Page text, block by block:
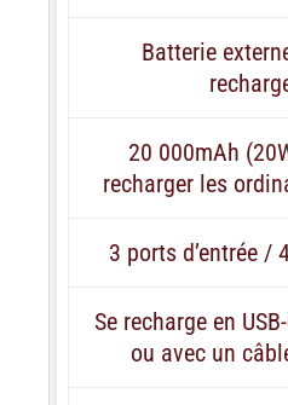
Batterie
20 000mAh
recharger les
3 ports d’entrée /
Se recharge en
ou avec un